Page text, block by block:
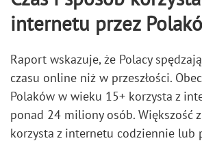
internetu przez
Raport wskazuje, że Polacy
czasu online niż w przeszłości.
Polaków w wieku 15+ korzysta z
ponad 24 miliony osób. Większość
korzysta z internetu codziennie lub